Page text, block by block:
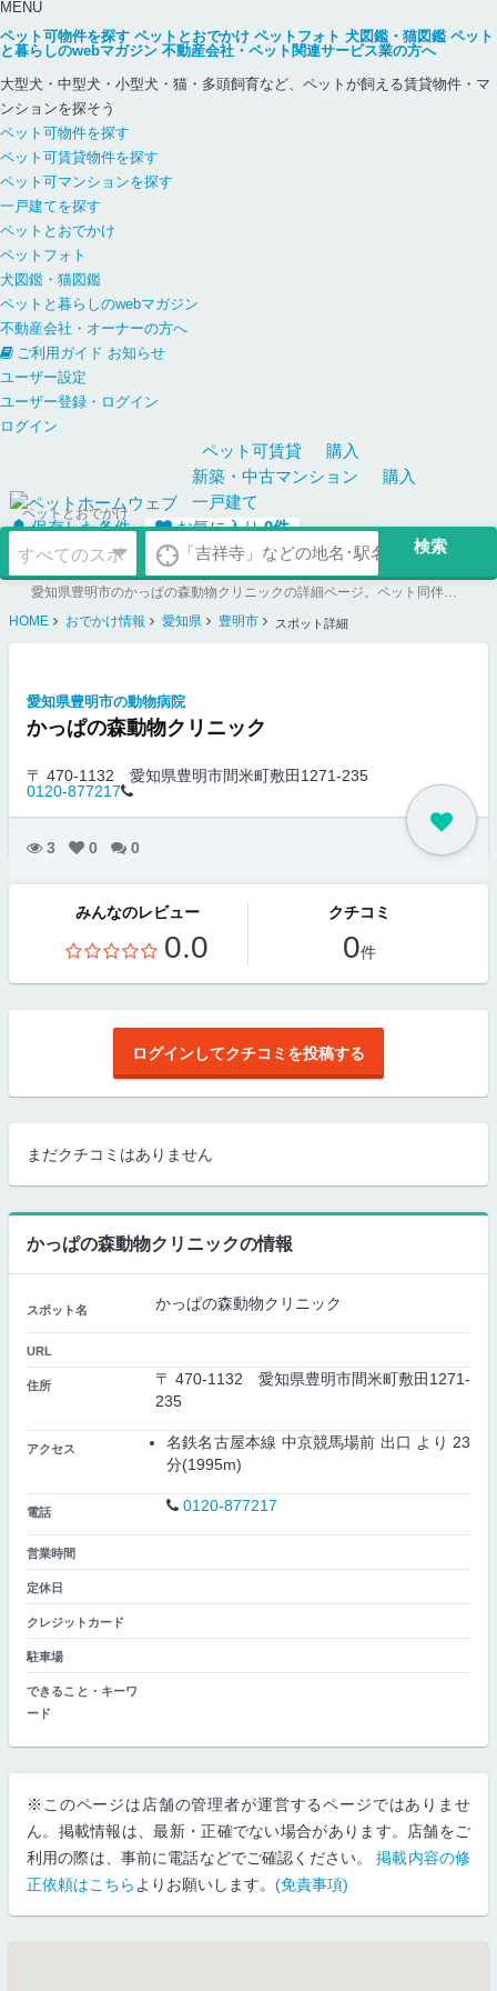
MENU
ペット可物件を探す ペットとおでかけ ペットフォト 犬図鑑・猫図鑑 ペット
と暮らしのwebマガジン 不動産会社・ペット関連サービス業の方へ
大型犬・中型犬・小型犬・猫・多頭飼育など、ペットが飼える賃貸物件・マ
ンションを探そう
ペット可物件を探す
ペット可賃貸物件を探す
ペット可マンションを探す
一戸建てを探す
ペットとおでかけ
ペットフォト
犬図鑑・猫図鑑
ペットと暮らしのwebマガジン
不動産会社・オーナーの方へ
ご利用ガイド お知らせ
ユーザー設定
ユーザー登録・ログイン
ログイン
ペット可賃貸
購入
新築・中古マンション
購入
一戸建て
保存した条件
お気に入り0件
ペットとおでかけ
愛知県豊明市のかっぱの森動物クリニックの詳細ページ。ペット同伴可のお店探しならペットホームウェブ。ペット可賃貸のお部屋探し、ペット可マンション購入のご検討時にもご利用ください。
HOME
おでかけ情報 愛知県 豊明市 スポット詳細
愛知県豊明市の動物病院
かっぱの森動物クリニック
〒 470-1132
愛知県豊明市間米町敷田1271-235
0120-877217
3 0 0
みんなのレビュー
0.0
クチコミ
0件
ログインしてクチコミを投稿する
まだクチコミはありません
かっぱの森動物クリニックの情報
スポット名 かっぱの森動物クリニック
URL
住所
〒 470-1132 愛知県豊明市間米町敷田1271-
235
アクセス
名鉄名古屋本線 中京競馬場前 出口 より 23
分(1995m)
電話 0120-877217
営業時間
定休日
クレジットカード
駐車場
できること・キーワ
ード
※このページは店舗の管理者が運営するページではありませ
ん。掲載情報は、最新・正確でない場合があります。店舗をご
利用の際は、事前に電話などでご確認ください。掲載内容の修
正依頼はこちら よりお願いします。 (免責事項)